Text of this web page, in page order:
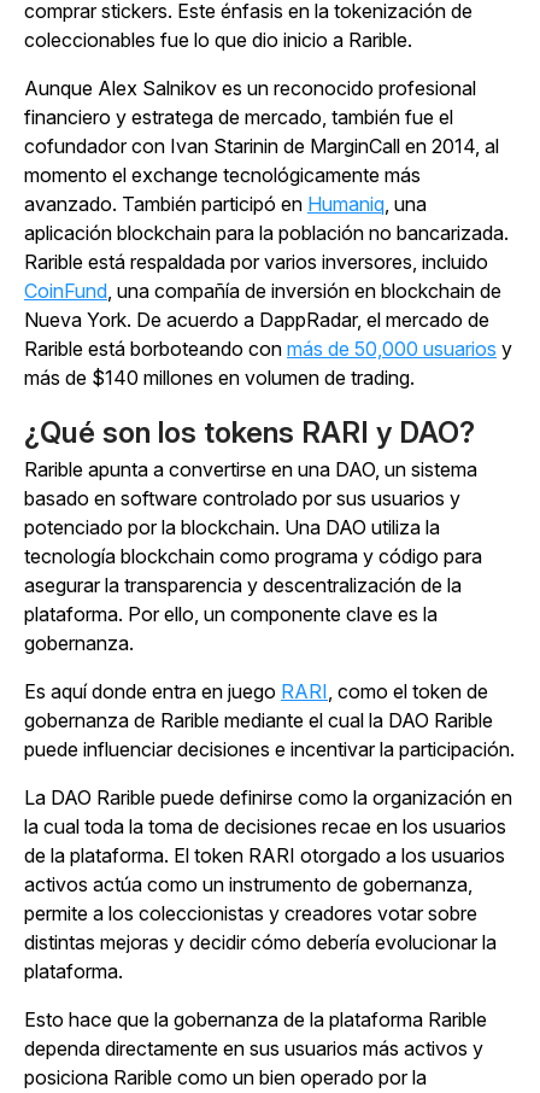
comprar stickers. Este énfasis en la tokenización de
coleccionables fue lo que dio inicio a Rarible.
Aunque Alex Salnikov es un reconocido profesional
financiero y estratega de mercado, también fue el
cofundador con Ivan Starinin de MarginCall en 2014, al
momento el exchange tecnológicamente más
avanzado. También participó en Humaniq, una
aplicación blockchain para la población no bancarizada.
Rarible está respaldada por varios inversores, incluido
CoinFund, una compañía de inversión en blockchain de
Nueva York. De acuerdo a DappRadar, el mercado de
Rarible está borboteando con más de 50,000 usuarios y
más de $140 millones en volumen de trading.
¿Qué son los tokens RARI y DAO?
Rarible apunta a convertirse en una DAO, un sistema
basado en software controlado por sus usuarios y
potenciado por la blockchain. Una DAO utiliza la
tecnología blockchain como programa y código para
asegurar la transparencia y descentralización de la
plataforma. Por ello, un componente clave es la
gobernanza.
Es aquí donde entra en juego RARI, como el token de
gobernanza de Rarible mediante el cual la DAO Rarible
puede influenciar decisiones e incentivar la participación.
La DAO Rarible puede definirse como la organización en
la cual toda la toma de decisiones recae en los usuarios
de la plataforma. El token RARI otorgado a los usuarios
activos actúa como un instrumento de gobernanza,
permite a los coleccionistas y creadores votar sobre
distintas mejoras y decidir cómo debería evolucionar la
plataforma.
Esto hace que la gobernanza de la plataforma Rarible
dependa directamente en sus usuarios más activos y
posiciona Rarible como un bien operado por la